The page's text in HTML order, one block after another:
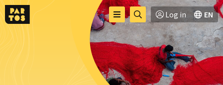
Toggle
menu
Menu
Ga
naar
zoekpagina
Log in EN